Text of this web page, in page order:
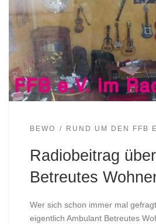
BEWO RUND UM DEN FFB
Radiobeitrag
Betreutes
Wer sich schon immer mal
eigentlich Ambulant Betreutes